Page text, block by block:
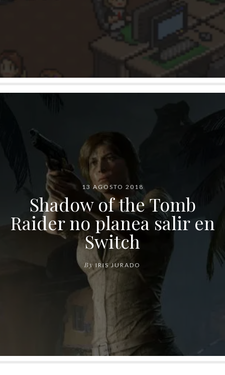
13 AGOSTO 2018
Shadow of the Tomb
Raider no planea salir en
Switch
By IRIS JURADO